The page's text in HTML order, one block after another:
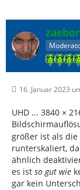
16. Januar 2023
UHD ... 3840 ×
größer ist als
runterskaliert,
ähnlich
es ist so gut wie
gar kein